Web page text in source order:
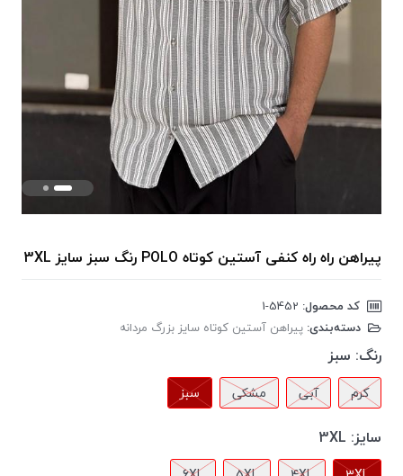
پیراهن راه راه کنفی آستین کوتاه POLO رنگ سبز سایز 3XL
کد محصول:
دسته‌بندی: پیراهن آستین کوتاه سایز بزرگ مردانه
رنگ: سبز
کرم آبی مشکی سبز
سایز: 3XL